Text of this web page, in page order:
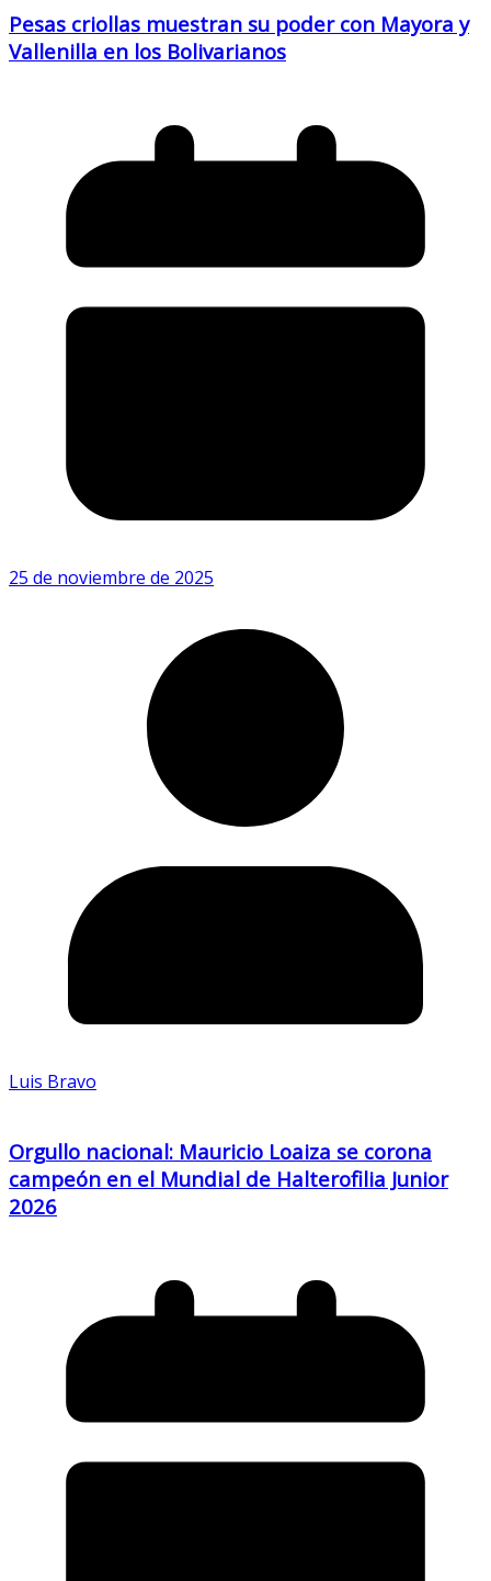
Pesas criollas muestran su poder con Mayora y
Vallenilla en los Bolivarianos
25 de noviembre de 2025
Luis Bravo
Orgullo nacional: Mauricio Loaiza se corona
campeón en el Mundial de Halterofilia Junior
2026